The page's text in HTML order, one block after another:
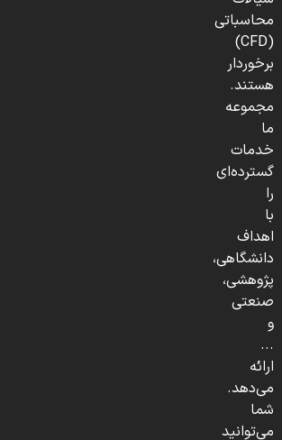
محاسباتی
(CFD)
برخوردار
هستند.
مجموعه
ما
خدمات
گسترده‌ای
را
با
اهداف
دانشگاهی،
پژوهشی،
صنعتی
و
...
ارائه
می‌دهد.
شما
می‌توانید